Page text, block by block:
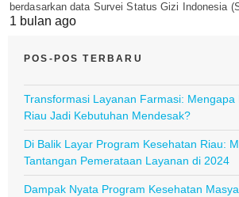
berdasarkan data Survei Status Gizi Indonesia
1 bulan ago
POS-POS TERBARU
Transformasi Layanan Farmasi: Mengapa
Riau Jadi Kebutuhan Mendesak?
Di Balik Layar Program Kesehatan Riau:
Tantangan Pemerataan Layanan di 2024
Dampak Nyata Program Kesehatan